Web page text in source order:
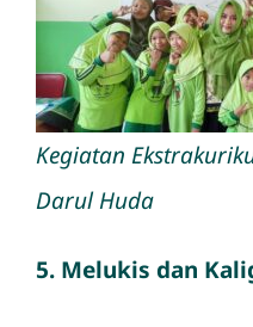
Kegiatan
Darul Huda
5. Melukis dan